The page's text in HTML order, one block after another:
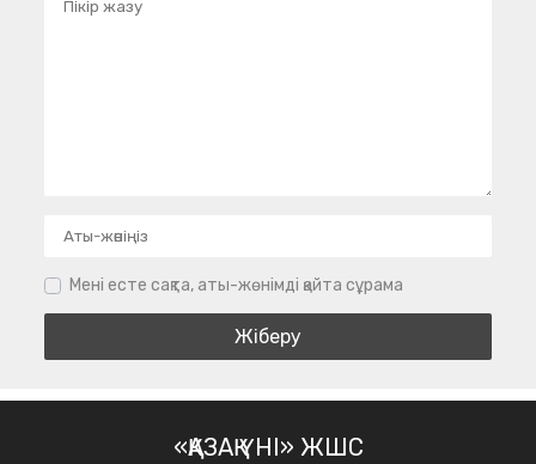
Мені есте сақта, аты-жөнімді қайта сұрама
«ҚАЗАҚ ҮНІ» ЖШС